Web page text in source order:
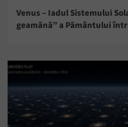
Venus – Iadul Sistemului
geamănă” a Pământului